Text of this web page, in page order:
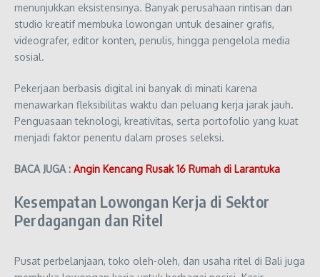
menunjukkan eksistensinya. Banyak perusahaan rintisan dan
studio kreatif membuka lowongan untuk desainer grafis,
videografer, editor konten, penulis, hingga pengelola media
sosial.
Pekerjaan berbasis digital ini banyak di minati karena
menawarkan fleksibilitas waktu dan peluang kerja jarak jauh.
Penguasaan teknologi, kreativitas, serta portofolio yang kuat
menjadi faktor penentu dalam proses seleksi.
BACA JUGA : Angin Kencang Rusak 16 Rumah di Larantuka
Kesempatan Lowongan Kerja di Sektor
Perdagangan dan Ritel
Pusat perbelanjaan, toko oleh-oleh, dan usaha ritel di Bali juga